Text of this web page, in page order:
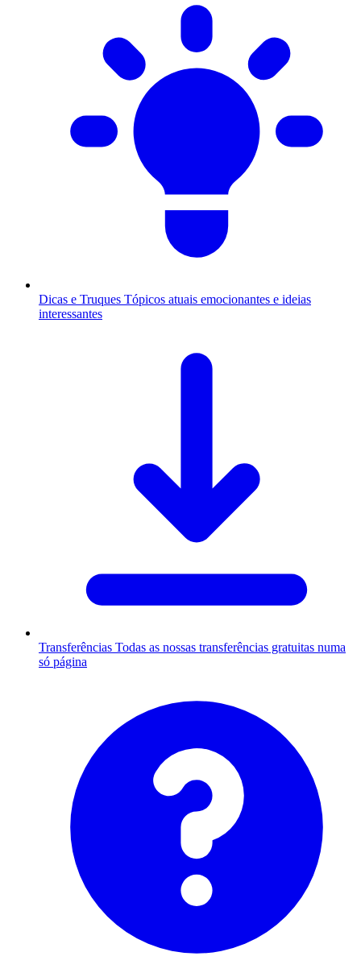
Dicas e Truques Tópicos atuais emocionantes e ideias
interessantes
Transferências Todas as nossas transferências gratuitas numa
só página